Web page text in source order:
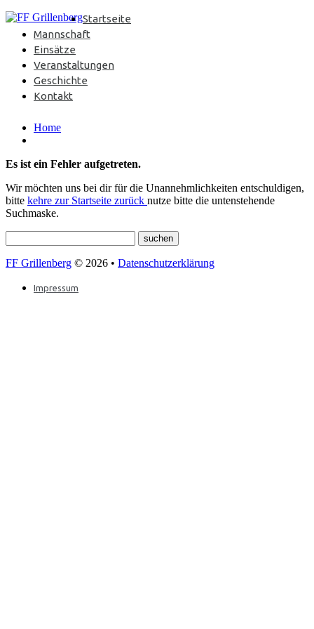
Startseite
Mannschaft
Einsätze
Veranstaltungen
Geschichte
Kontakt
Home
Es ist ein Fehler aufgetreten.
Wir möchten uns bei dir für die Unannehmlichkeiten entschuldigen,
bitte kehre zur Startseite zurück nutze bitte die untenstehende
Suchmaske.
FF Grillenberg © 2026 • Datenschutzerklärung
Impressum